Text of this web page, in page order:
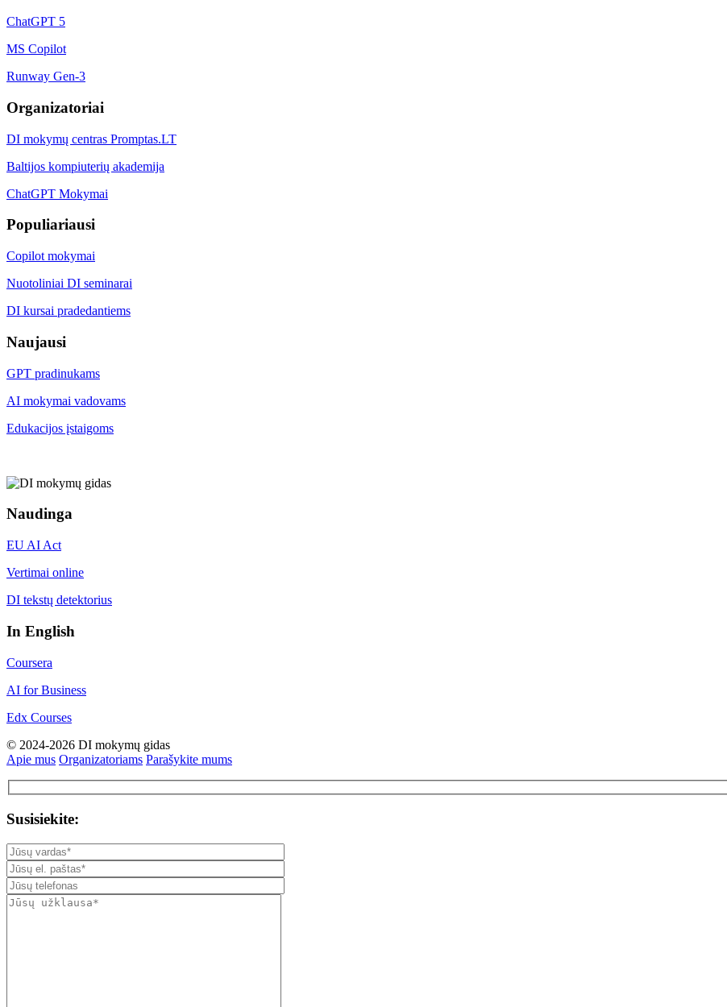
ChatGPT 5
MS Copilot
Runway Gen-3
Organizatoriai
DI mokymų centras Promptas.LT
Baltijos kompiuterių akademija
ChatGPT Mokymai
Populiariausi
Copilot mokymai
Nuotoliniai DI seminarai
DI kursai pradedantiems
Naujausi
GPT pradinukams
AI mokymai vadovams
Edukacijos įstaigoms
Naudinga
EU AI Act
Vertimai online
DI tekstų detektorius
In English
Coursera
AI for Business
Edx Courses
© 2024-2026 DI mokymų gidas
Apie mus Organizatoriams Parašykite mums
Susisiekite: